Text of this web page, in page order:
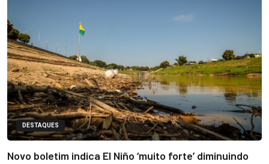
DESTAQUES
Novo boletim indica El Niño ‘muito forte’ diminuindo